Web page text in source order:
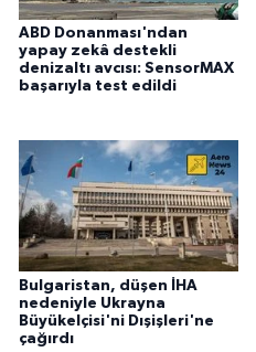
ABD Donanması'ndan
yapay zekâ destekli
denizaltı avcısı: SensorMAX
başarıyla test edildi
Bulgaristan, düşen İHA
nedeniyle Ukrayna
Büyükelçisi'ni Dışişleri'ne
çağırdı